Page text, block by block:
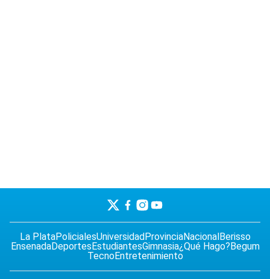
La PlataPolicialesUniversidad ProvinciaNacional Berisso
EnsenadaDeportes EstudiantesGimnasia¿Qué Hago? Begum
TecnoEntretenimiento